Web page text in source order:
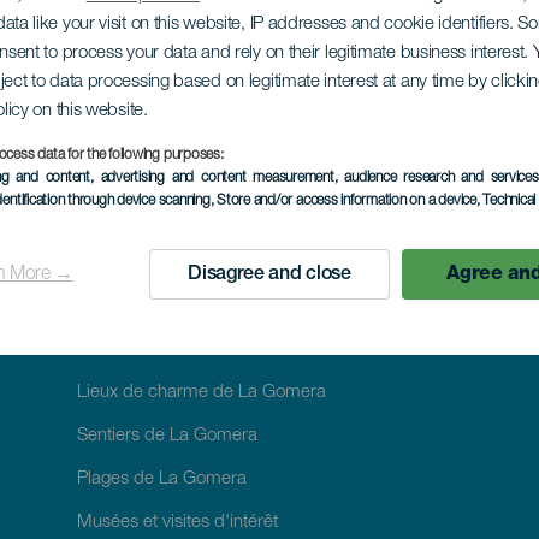
like your visit on this website, IP addresses and cookie identifiers.
to process your data and rely on their legitimate business interest.
to data processing based on legitimate interest at any time by
on this website.
data for the following purposes:
and content, advertising and content measurement, audience research and
through device scanning, Store and/or access information on a device,
More → Disagree and close Agree
Hauters
CYCLOTOURISME: DÉCOUVERTE À VÉLO
Lieux de charme de La Gomera
Sentiers de La Gomera
Plages de La Gomera
Musées et visites d'intérêt